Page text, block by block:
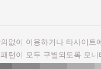
없이 이용하거나 타사이트
턴이 모두 구별되도록 모